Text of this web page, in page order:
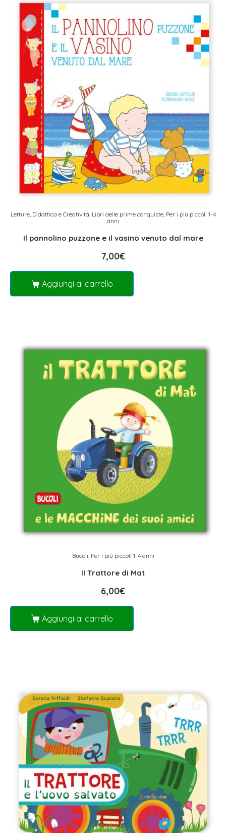
Letture, Didattica e Creatività Libri delle prime conquiste, Per i più piccoli 1-4
anni
Il pannolino puzzone e il vasino venuto dal mare
7,00€
Aggiungi al carrello
Bucoli Per i più piccoli 1-4 anni
Il Trattore di Mat
6,00€
Aggiungi al carrello